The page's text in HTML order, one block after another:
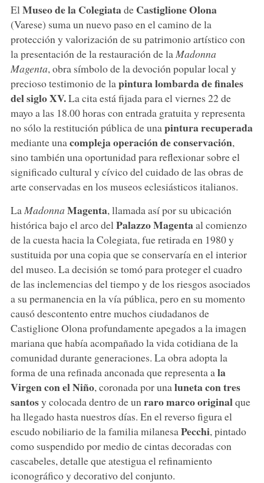
El Museo de la Colegiatade Castiglione Olona
(Varese) suma un nuevo paso en el camino de la
protección y valorización de su patrimonio artístico con
la presentación de la restauración de la Madonna
Magenta, obra símbolo de la devoción popular local y
precioso testimonio de la pintura lombarda de finales
del siglo XV.La cita está fijada para el viernes 22 de
mayo a las 18.00 horas con entrada gratuita y representa
no sólo la restitución pública de unapintura recuperada
mediante una compleja operación de conservación,
sino también una oportunidad para reflexionar sobre el
significado cultural y cívico del cuidado de las obras de
arte conservadas en los museos eclesiásticos italianos.
La Madonna Magenta, llamada así por su ubicación
histórica bajo el arco del Palazzo Magentaal comienzo
de la cuesta hacia la Colegiata, fue retirada en 1980 y
sustituida por una copia que se conservaría en el interior
del museo. La decisión se tomó para proteger el cuadro
de las inclemencias del tiempo y de los riesgos asociados
a su permanencia en la vía pública, pero en su momento
causó descontento entre muchos ciudadanos de
Castiglione Olona profundamente apegados a la imagen
mariana que había acompañado la vida cotidiana de la
comunidad durante generaciones. La obra adopta la
forma de una refinada anconada que representa a la
Virgen con el Niño, coronada por una luneta con tres
santosy colocada dentro de un raro marco originalque
ha llegado hasta nuestros días. En el reverso figura el
escudo nobiliario de la familia milanesa Pecchi, pintado
como suspendido por medio de cintas decoradas con
cascabeles, detalle que atestigua el refinamiento
iconográfico y decorativo del conjunto.